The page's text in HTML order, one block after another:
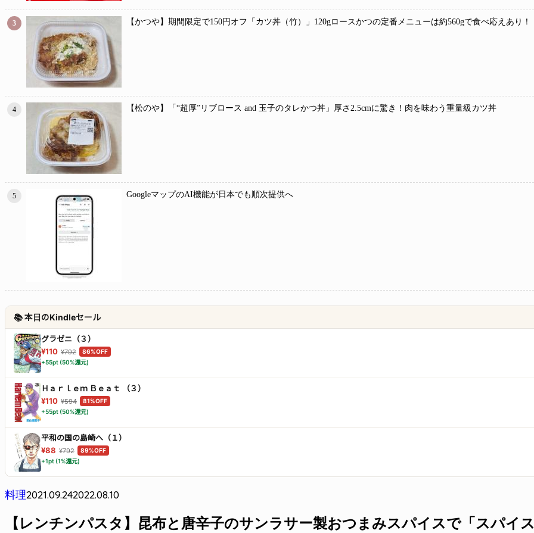
3 【かつや】期間限定で150円オフ「カツ丼（竹）」120gロースかつの定番メニューは約560gで食べ応えあり！
4 【松のや】「“超厚”リブロース and 玉子のタレかつ丼」厚さ2.5cmに驚き！肉を味わう重量級カツ丼
5 GoogleマップのAI機能が日本でも順次提供へ
📚 本日のKindleセール
グラゼニ（３）
¥110 ¥792
86%OFF
+55pt (50%還元)
Ｈａｒｌｅｍ Ｂｅａｔ （３）
¥110 ¥594
81%OFF
+55pt (50%還元)
平和の国の島崎へ（１）
¥88 ¥792
89%OFF
+1pt (1%還元)
料理2021.09.242022.08.10
【レンチンパスタ】昆布と唐辛子のサンラサー製おつまみスパイスで「スパイ